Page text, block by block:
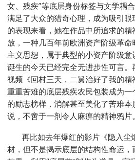
女、残疾”等底层身份标签与文学耦
满足了大众的猎奇心理，成为吸引
的表现来看，她在作品中所追求的
放，一种几百年前欧洲资产阶级革
主义思想，属于典型的小资产阶级
诞生的今天已经完全无进步性可言
视频《回村三天，二舅治好了我的
重重苦难的底层残疾农民包装成为
的励志榜样，消解甚至美化了苦难
说，不啻于一剂令人麻痹的精神鸦片。
再比如去年爆红的影片《隐入尘
材，但不是揭示底层的结构性命运